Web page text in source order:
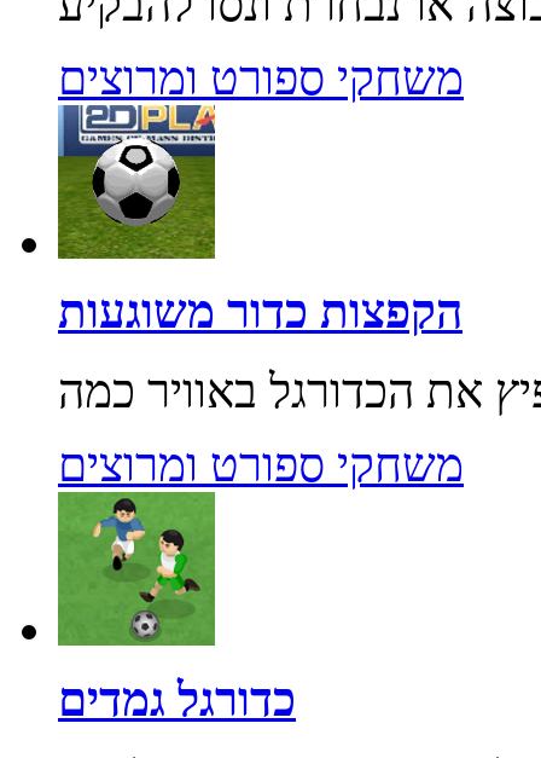
משחקי ספורט ומרוצים
הקפצות כדור משוגעות
משחקי ספורט ומרוצים
כדורגל גמדים